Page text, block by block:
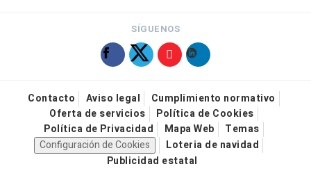
SÍGUENOS
Contacto Aviso legal
Cumplimiento normativo
Oferta de servicios
Política de Cookies
Política de Privacidad
Mapa Web
Temas
Configuración de Cookies
Loteria de navidad
Publicidad estatal